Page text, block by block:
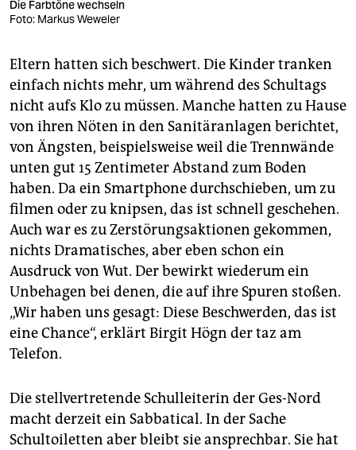
Die Farbtöne wechseln
Foto: Markus Weweler
Eltern hatten sich beschwert. Die Kinder tranken
einfach nichts mehr, um während des Schultags
nicht aufs Klo zu müssen. Manche hatten zu Hause
von ihren Nöten in den Sanitäranlagen berichtet,
von Ängsten, beispielsweise weil die Trennwände
unten gut 15 Zentimeter Abstand zum Boden
haben. Da ein Smartphone durchschieben, um zu
filmen oder zu knipsen, das ist schnell geschehen.
Auch war es zu Zerstörungsaktionen gekommen,
nichts Dramatisches, aber eben schon ein
Ausdruck von Wut. Der bewirkt wiederum ein
Unbehagen bei denen, die auf ihre Spuren stoßen.
„Wir haben uns gesagt: Diese Beschwerden, das ist
eine Chance“, erklärt Birgit Högn der taz am
Telefon.
Die stellvertretende Schulleiterin der Ges-Nord
macht derzeit ein Sabbatical. In der Sache
Schultoiletten aber bleibt sie ansprechbar. Sie hat